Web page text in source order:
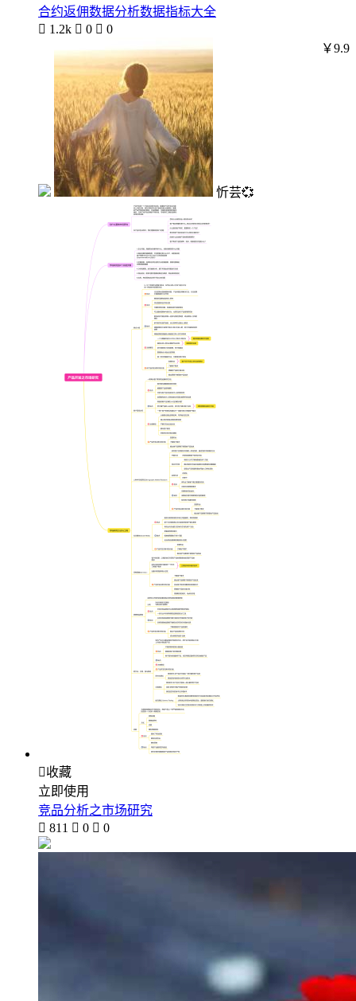
合约返佣数据分析数据指标大全
 1.2k  0  0
忻芸💞
￥9.9
收藏
立即使用
竞品分析之市场研究
 811  0  0